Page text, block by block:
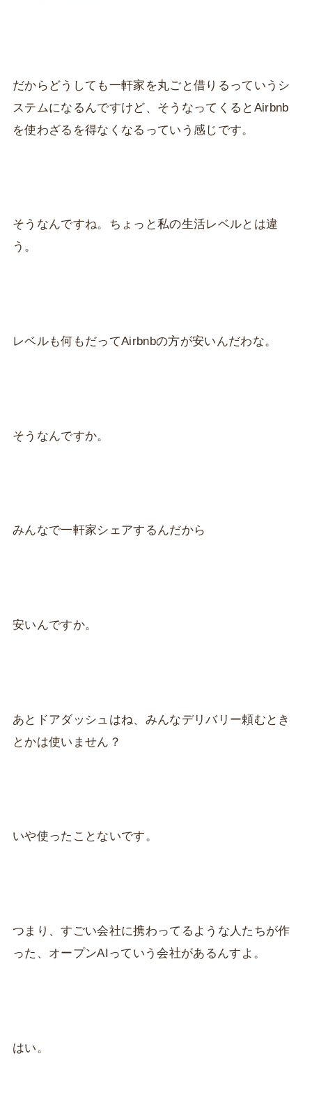
だからどうしても一軒家を丸ごと借りるっていうシ
ステムになるんですけど、そうなってくるとAirbnb
を使わざるを得なくなるっていう感じです。
そうなんですね。ちょっと私の生活レベルとは違
う。
レベルも何もだってAirbnbの方が安いんだわな。
そうなんですか。
みんなで一軒家シェアするんだから
安いんですか。
あとドアダッシュはね、みんなデリバリー頼むとき
とかは使いません？
いや使ったことないです。
つまり、すごい会社に携わってるような人たちが作
った、オープンAIっていう会社があるんすよ。
はい。